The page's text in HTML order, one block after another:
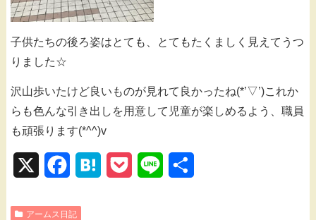
子供たちの後ろ姿はとても、とてもたくましく見えてうつ
りました☆
沢山歩いたけど良いものが見れて良かったね(*’▽’)これか
らも色んな引き出しを用意して児童が楽しめるよう、職員
も頑張ります(*^^)v
c
アームス日記